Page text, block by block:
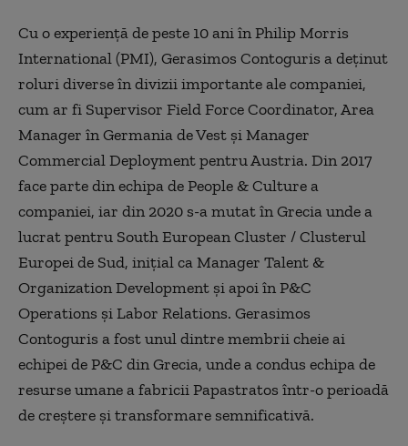
Cu o experiență de peste 10 ani în Philip Morris
International (PMI), Gerasimos Contoguris a deținut
roluri diverse în divizii importante ale companiei,
cum ar fi Supervisor Field Force Coordinator, Area
Manager în Germania de Vest și Manager
Commercial Deployment pentru Austria. Din 2017
face parte din echipa de People & Culture a
companiei, iar din 2020 s-a mutat în Grecia unde a
lucrat pentru South European Cluster / Clusterul
Europei de Sud, inițial ca Manager Talent &
Organization Development și apoi în P&C
Operations și Labor Relations. Gerasimos
Contoguris a fost unul dintre membrii cheie ai
echipei de P&C din Grecia, unde a condus echipa de
resurse umane a fabricii Papastratos într-o perioadă
de creștere și transformare semnificativă.